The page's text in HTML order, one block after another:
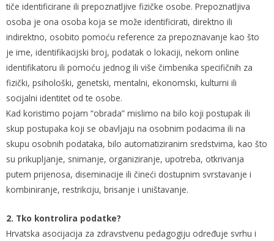
tiče identificirane ili prepoznatljive fizičke osobe. Prepoznatljiva
osoba je ona osoba koja se može identificirati, direktno ili
indirektno, osobito pomoću reference za prepoznavanje kao što
je ime, identifikacijski broj, podatak o lokaciji, nekom online
identifikatoru ili pomoću jednog ili više čimbenika specifičnih za
fizički, psihološki, genetski, mentalni, ekonomski, kulturni ili
socijalni identitet od te osobe.
Kad koristimo pojam “obrada” mislimo na bilo koji postupak ili
skup postupaka koji se obavljaju na osobnim podacima ili na
skupu osobnih podataka, bilo automatiziranim sredstvima, kao što
su prikupljanje, snimanje, organiziranje, upotreba, otkrivanja
putem prijenosa, diseminacije ili čineći dostupnim svrstavanje i
kombiniranje, restrikciju, brisanje i uništavanje.
2. Tko kontrolira podatke?
Hrvatska asocijacija za zdravstvenu pedagogiju određuje svrhu i